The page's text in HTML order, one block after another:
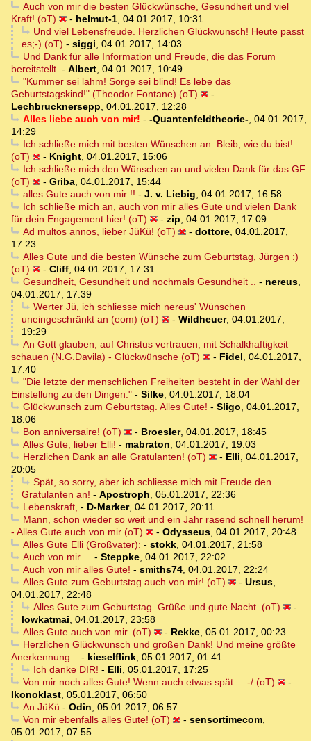
Auch von mir die besten Glückwünsche, Gesundheit und viel
Kraft! (oT)
- helmut-1, 04.01.2017, 10:31
Und viel Lebensfreude. Herzlichen Glückwunsch! Heute passt
es;-) (oT) - siggi, 04.01.2017, 14:03
Und Dank für alle Information und Freude, die das Forum
bereitstellt. - Albert, 04.01.2017, 10:49
"Kummer sei lahm! Sorge sei blind! Es lebe das
Geburtstagskind!" (Theodor Fontane) (oT)
-
Lechbrucknersepp, 04.01.2017, 12:28
Alles liebe auch von mir! - -Quantenfeldtheorie-, 04.01.2017,
14:29
Ich schließe mich mit besten Wünschen an. Bleib, wie du bist!
(oT)
- Knight, 04.01.2017, 15:06
Ich schließe mich den Wünschen an und vielen Dank für das GF.
(oT)
- Griba, 04.01.2017, 15:44
alles Gute auch von mir !! - J. v. Liebig, 04.01.2017, 16:58
Ich schließe mich an, auch von mir alles Gute und vielen Dank
für dein Engagement hier! (oT)
- zip, 04.01.2017, 17:09
Ad multos annos, lieber JüKü! (oT)
- dottore, 04.01.2017,
17:23
Alles Gute und die besten Wünsche zum Geburtstag, Jürgen :)
(oT)
- Cliff, 04.01.2017, 17:31
Gesundheit, Gesundheit und nochmals Gesundheit .. - nereus,
04.01.2017, 17:39
Werter Jü, ich schliesse mich nereus' Wünschen
uneingeschränkt an (eom) (oT)
- Wildheuer, 04.01.2017,
19:29
An Gott glauben, auf Christus vertrauen, mit Schalkhaftigkeit
schauen (N.G.Davila) - Glückwünsche (oT)
- Fidel, 04.01.2017,
17:40
"Die letzte der menschlichen Freiheiten besteht in der Wahl der
Einstellung zu den Dingen." - Silke, 04.01.2017, 18:04
Glückwunsch zum Geburtstag. Alles Gute! - Sligo, 04.01.2017,
18:06
Bon anniversaire! (oT)
- Broesler, 04.01.2017, 18:45
Alles Gute, lieber Elli! - mabraton, 04.01.2017, 19:03
Herzlichen Dank an alle Gratulanten! (oT)
- Elli, 04.01.2017,
20:05
Spät, so sorry, aber ich schliesse mich mit Freude den
Gratulanten an! - Apostroph, 05.01.2017, 22:36
Lebenskraft, - D-Marker, 04.01.2017, 20:11
Mann, schon wieder so weit und ein Jahr rasend schnell herum!
- Alles Gute auch von mir (oT)
- Odysseus, 04.01.2017, 20:48
Alles Gute Elli (Großvater): - stokk, 04.01.2017, 21:58
Auch von mir ... - Steppke, 04.01.2017, 22:02
Auch von mir alles Gute! - smiths74, 04.01.2017, 22:24
Alles Gute zum Geburtstag auch von mir! (oT)
- Ursus,
04.01.2017, 22:48
Alles Gute zum Geburtstag. Grüße und gute Nacht. (oT)
-
lowkatmai, 04.01.2017, 23:58
Alles Gute auch von mir. (oT)
- Rekke, 05.01.2017, 00:23
Herzlichen Glückwunsch und großen Dank! Und meine größte
Anerkennung... - kieselflink, 05.01.2017, 01:41
Ich danke DIR! - Elli, 05.01.2017, 17:25
Von mir noch alles Gute! Wenn auch etwas spät... :-/ (oT)
-
Ikonoklast, 05.01.2017, 06:50
An JüKü - Odin, 05.01.2017, 06:57
Von mir ebenfalls alles Gute! (oT)
- sensortimecom,
05.01.2017, 07:55